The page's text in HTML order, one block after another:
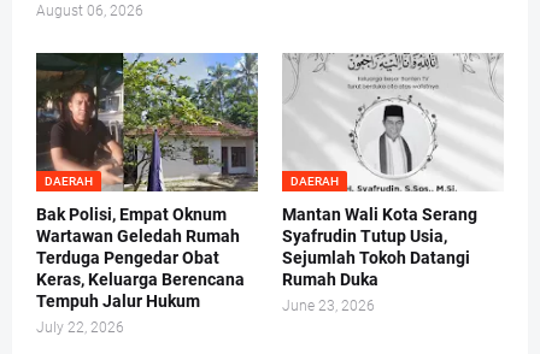
August 06, 2026
DAERAH
Bak Polisi, Empat Oknum
Wartawan Geledah Rumah
Terduga Pengedar Obat
Keras, Keluarga Berencana
Tempuh Jalur Hukum
July 22, 2026
DAERAH
Mantan Wali Kota Serang
Syafrudin Tutup Usia,
Sejumlah Tokoh Datangi
Rumah Duka
June 23, 2026